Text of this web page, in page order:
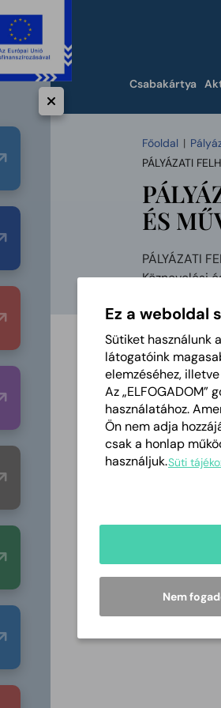
Csabakártya
Főoldal
PÁLYÁZATI
ÉS
PÁLYÁZATI
Köznevelési
2024-
2024-
Ez a weboldal
Sütiket használunk
látogatóink
elemzéséhez,
Az
használatához.
Ön nem adja
csak a honlap
használjuk.Süti
Nem